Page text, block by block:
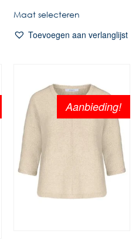
Maat selecteren
Toevoegen aan verlanglijst
Aanbieding!